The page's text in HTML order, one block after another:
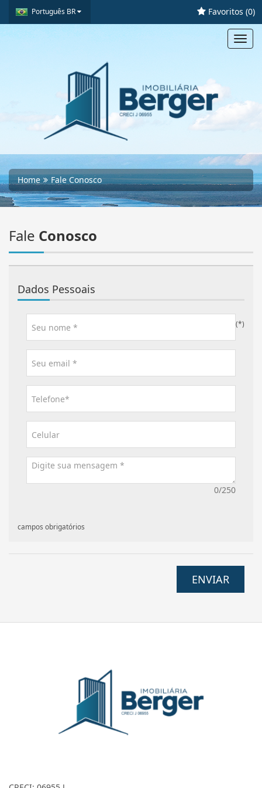
Português BR Favoritos (0)
Home Fale Conosco
Fale Conosco
Dados Pessoais
0/250
(*)
campos obrigatórios
ENVIAR